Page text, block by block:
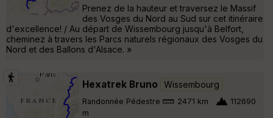
Prenez de la hauteur et traversez le Massif
des Vosges du Nord au Sud sur cet itinéraire
d'excellence! / Au départ de Wissembourg jusqu'à Belfort,
cheminez à travers les Parcs naturels régionaux des Vosges du
Nord et des Ballons d'Alsace. »
Hexatrek Bruno Wissembourg
Randonnée Pédestre 2471 km
112690
m